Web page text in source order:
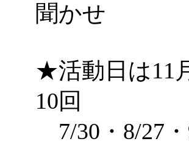
聞かせ
★活動日は11
10回
7/30・8/27・